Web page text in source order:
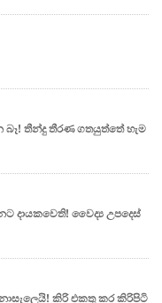
තීන්දු තීරණ ගතයුත්තේ හැම
දායකවෙති! වෛද්‍ය උපදෙස්
කිරි එකතු කර කිරිපිටි